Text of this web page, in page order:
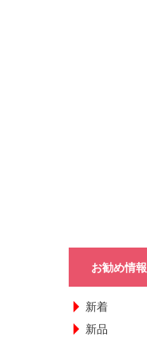
お勧め情報
新着
新品